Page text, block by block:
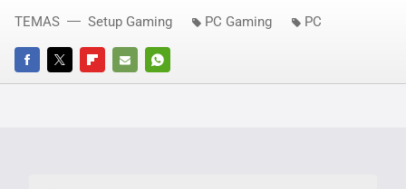
FACEBOOKTWITTERFLIPBOARD
E-
WHATSAPP
TEMAS Setup Gaming PC Gaming PC